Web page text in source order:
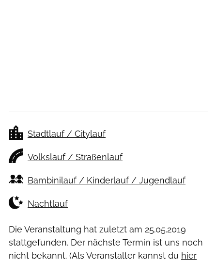
Stadtlauf / Citylauf
Volkslauf / Straßenlauf
Bambinilauf / Kinderlauf / Jugendlauf
Nachtlauf
Die Veranstaltung hat zuletzt am 25.05.2019
stattgefunden. Der nächste Termin ist uns noch
nicht bekannt. (Als Veranstalter kannst du hier